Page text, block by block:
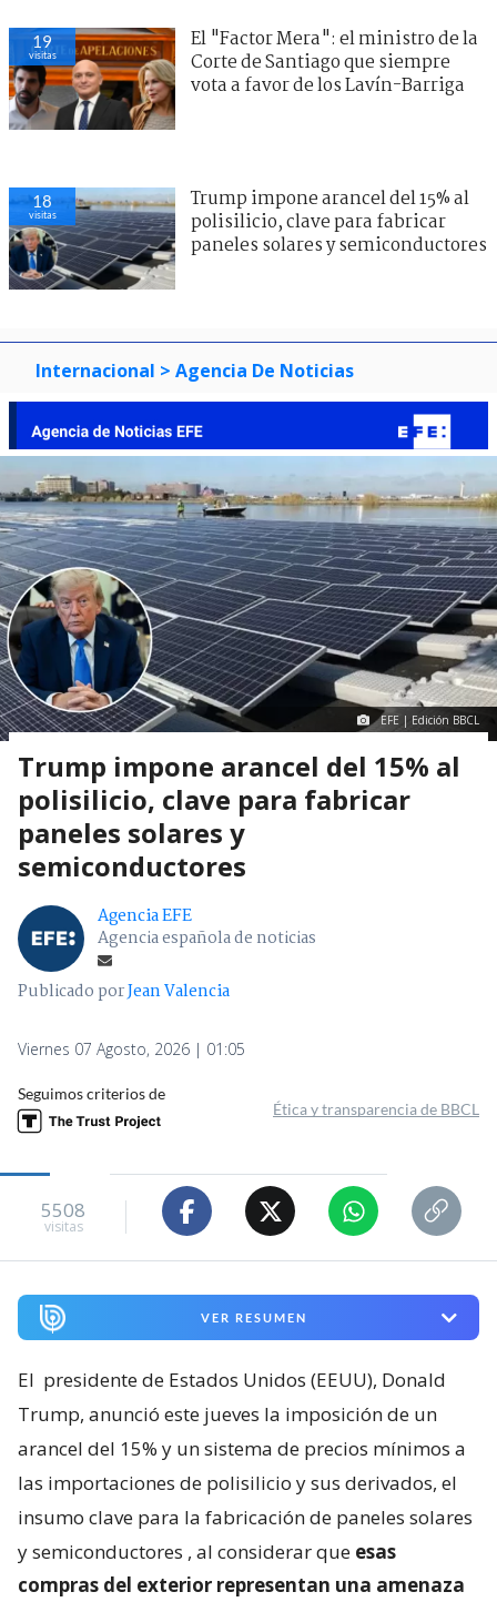
19
visitas
El "Factor Mera": el ministro de la
Corte de Santiago que siempre
vota a favor de los Lavín-Barriga
18
visitas
Trump impone arancel del 15% al
polisilicio, clave para fabricar
paneles solares y semiconductores
Internacional > Agencia De Noticias
EFE | Edición BBCL
Trump impone arancel del 15% al
polisilicio, clave para fabricar
paneles solares y
semiconductores
Agencia EFE
Agencia española de noticias
Publicado porJean Valencia
Viernes 07 Agosto, 2026 | 01:05
Seguimos criterios de
Ética y transparencia de BBCL
5508
visitas
VER RESUMEN
El presidente de Estados Unidos (EEUU), Donald
Trump, anunció este jueves la imposición de un
arancel del 15% y un sistema de precios mínimos a
las importaciones de polisilicio y sus derivados, el
insumo clave para la fabricación de paneles solares
y semiconductores , al considerar que esas
compras del exterior representan una amenaza